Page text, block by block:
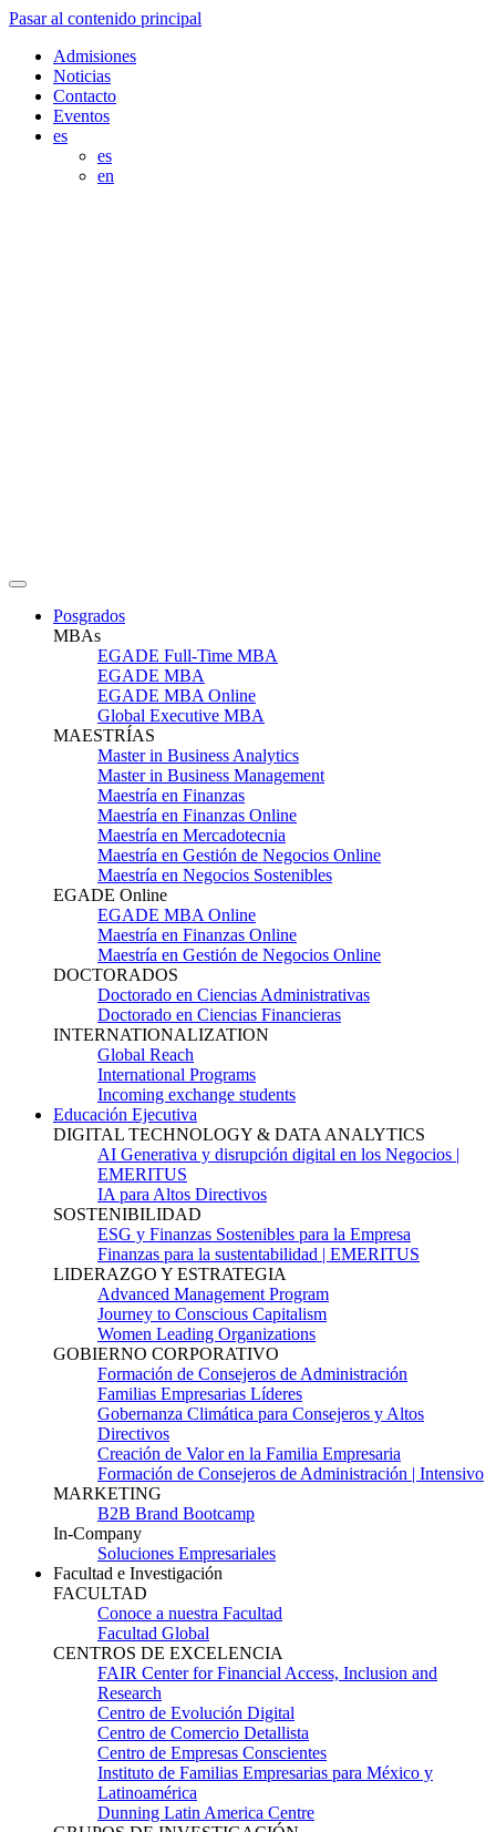
Pasar al contenido principal
Admisiones
Noticias
Contacto
Eventos
es
es
en
Posgrados
MBAs
EGADE Full-Time MBA
EGADE MBA
EGADE MBA Online
Global Executive MBA
MAESTRÍAS
Master in Business Analytics
Master in Business Management
Maestría en Finanzas
Maestría en Finanzas Online
Maestría en Mercadotecnia
Maestría en Gestión de Negocios Online
Maestría en Negocios Sostenibles
EGADE Online
EGADE MBA Online
Maestría en Finanzas Online
Maestría en Gestión de Negocios Online
DOCTORADOS
Doctorado en Ciencias Administrativas
Doctorado en Ciencias Financieras
INTERNATIONALIZATION
Global Reach
International Programs
Incoming exchange students
Educación Ejecutiva
DIGITAL TECHNOLOGY & DATA ANALYTICS
AI Generativa y disrupción digital en los Negocios |
EMERITUS
IA para Altos Directivos
SOSTENIBILIDAD
ESG y Finanzas Sostenibles para la Empresa
Finanzas para la sustentabilidad | EMERITUS
LIDERAZGO Y ESTRATEGIA
Advanced Management Program
Journey to Conscious Capitalism
Women Leading Organizations
GOBIERNO CORPORATIVO
Formación de Consejeros de Administración
Familias Empresarias Líderes
Gobernanza Climática para Consejeros y Altos
Directivos
Creación de Valor en la Familia Empresaria
Formación de Consejeros de Administración | Intensivo
MARKETING
B2B Brand Bootcamp
In-Company
Soluciones Empresariales
Facultad e Investigación
FACULTAD
Conoce a nuestra Facultad
Facultad Global
CENTROS DE EXCELENCIA
FAIR Center for Financial Access, Inclusion and
Research
Centro de Evolución Digital
Centro de Comercio Detallista
Centro de Empresas Conscientes
Instituto de Familias Empresarias para México y
Latinoamérica
Dunning Latin America Centre